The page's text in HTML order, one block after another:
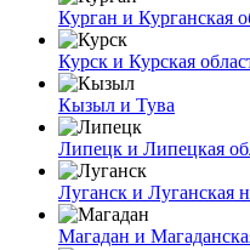
Курган и Курганская
Курск и Курская
Кызыл и Тува
Липецк и Липецкая
Луганск и Луганская
Магадан и